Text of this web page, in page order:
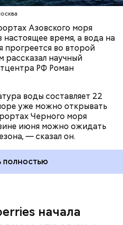
Азовского моря
время, а вода на
прогреется во второй
рассказал научный
РФ Роман
воды составляет 22
уже можно открывать
Черного моря
июня можно ожидать
— сказал он.
полностью
начала
— замминистра
Вооруженных сил
Соответствующий